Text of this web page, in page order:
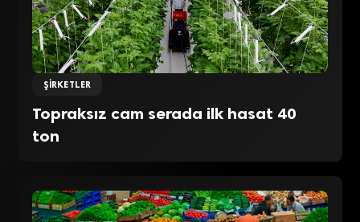
ŞIRKETLER
Topraksız cam serada ilk hasat 40
ton